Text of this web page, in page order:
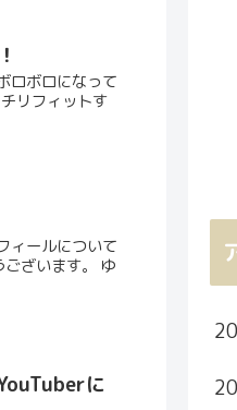
ロボロになって
リフィットす
ィールについて
ざいます。 ゆ
に